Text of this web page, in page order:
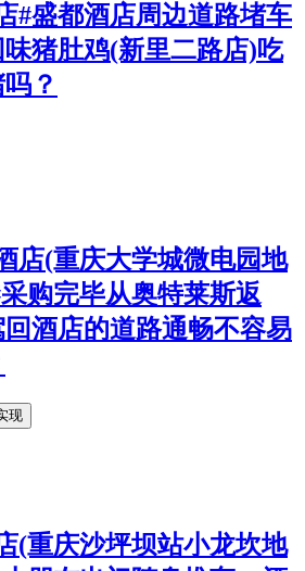
#盛都酒店周边道路堵车
味猪肚鸡(新里二路店)吃
？
店(重庆大学城微电园地
购完毕从奥特莱斯返
酒店的道路通畅不容易
现
(重庆沙坪坝站小龙坎地